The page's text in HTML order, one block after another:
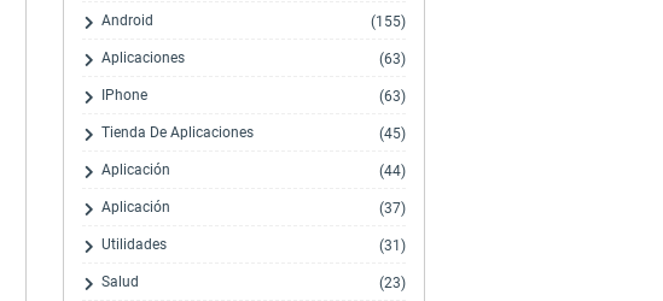
Android (155)
Aplicaciones (63)
IPhone (63)
Tienda De Aplicaciones (45)
Aplicación (44)
Aplicación (37)
Utilidades (31)
Salud (23)